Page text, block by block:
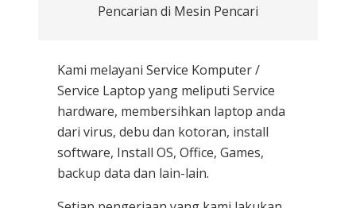
Pencarian di Mesin Pencari
Kami melayani Service Komputer /
Service Laptop yang meliputi Service
hardware, membersihkan laptop anda
dari virus, debu dan kotoran, install
software, Install OS, Office, Games,
backup data dan lain-lain.